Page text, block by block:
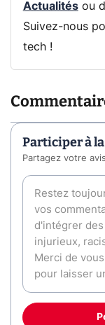
Actualitésou
Suivez-nous
tech !
Participer à
Partagez votre